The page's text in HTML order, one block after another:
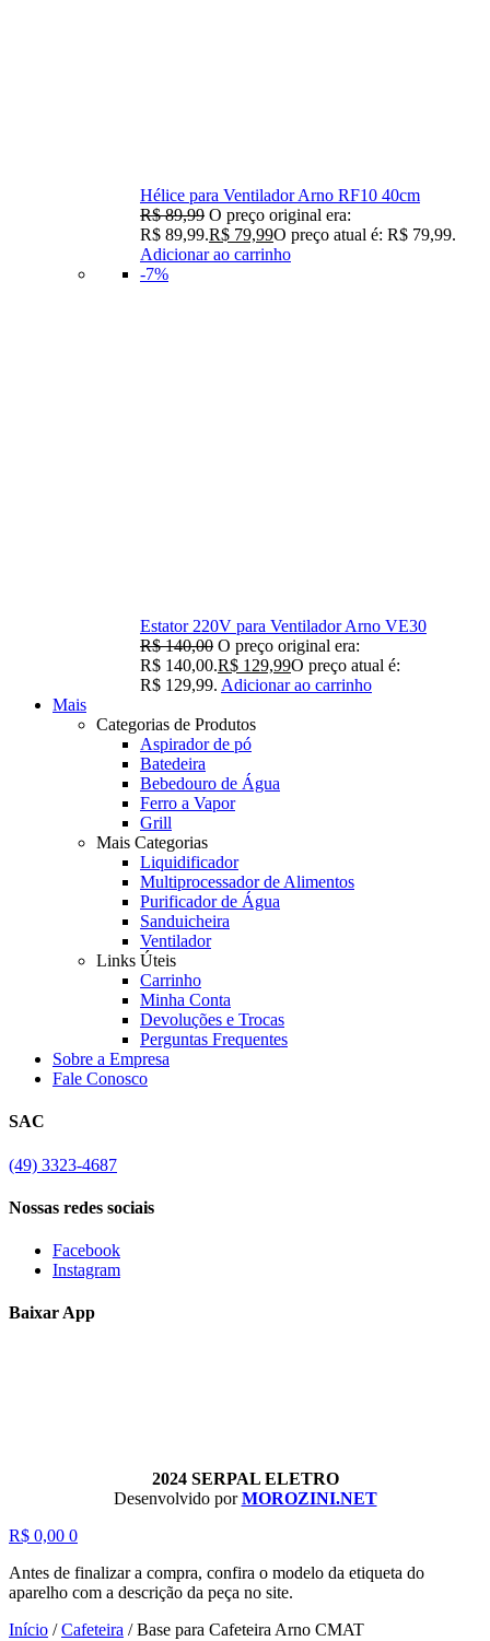
Hélice para Ventilador Arno RF10 40cm
R$89,99 O preço original era:
R$ 89,99.R$ 79,99O preço atual é: R$ 79,99.
Adicionar ao carrinho
-7%
Estator 220V para Ventilador Arno VE30
R$140,00 O preço original era:
R$ 140,00.R$ 129,99O preço atual é:
R$ 129,99. Adicionar ao carrinho
Mais
Categorias de Produtos
Aspirador de pó
Batedeira
Bebedouro de Água
Ferro a Vapor
Grill
Mais Categorias
Liquidificador
Multiprocessador de Alimentos
Purificador de Água
Sanduicheira
Ventilador
Links Úteis
Carrinho
Minha Conta
Devoluções e Trocas
Perguntas Frequentes
Sobre a Empresa
Fale Conosco
SAC
(49) 3323-4687
Nossas redes sociais
Facebook
Instagram
Baixar App
2024 SERPAL ELETRO
Desenvolvido porMOROZINI.NET
R$ 0,00 0
Antes de finalizar a compra, confira o modelo da etiqueta do
aparelho com a descrição da peça no site.
Início /Cafeteira /Base para Cafeteira Arno CMAT